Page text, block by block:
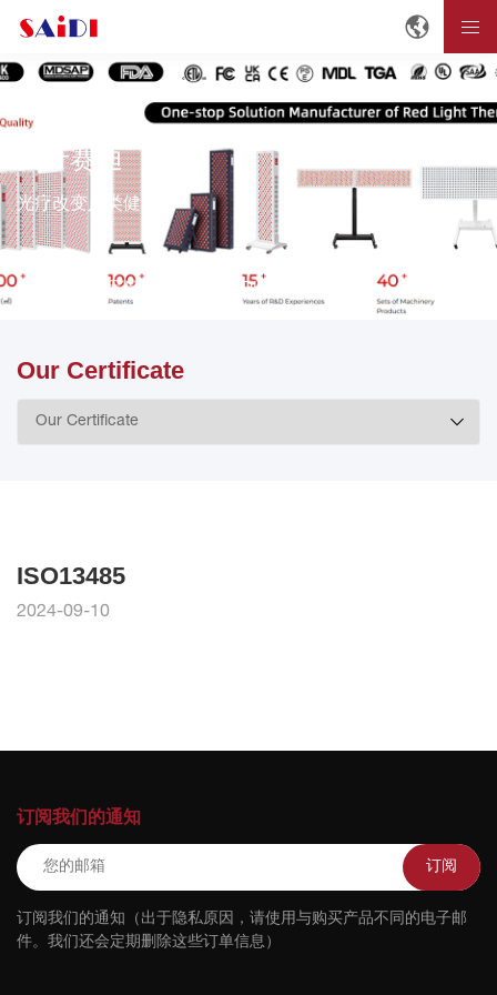
关于赛迪
光疗改变人类健康。
关于赛迪 About SAIDI Our Certificate
Our Certificate
ISO13485
2024-09-10
订阅我们的通知
订阅
订阅我们的通知（出于隐私原因，请使用与购买产品不同的电子邮
件。我们还会定期删除这些订单信息）